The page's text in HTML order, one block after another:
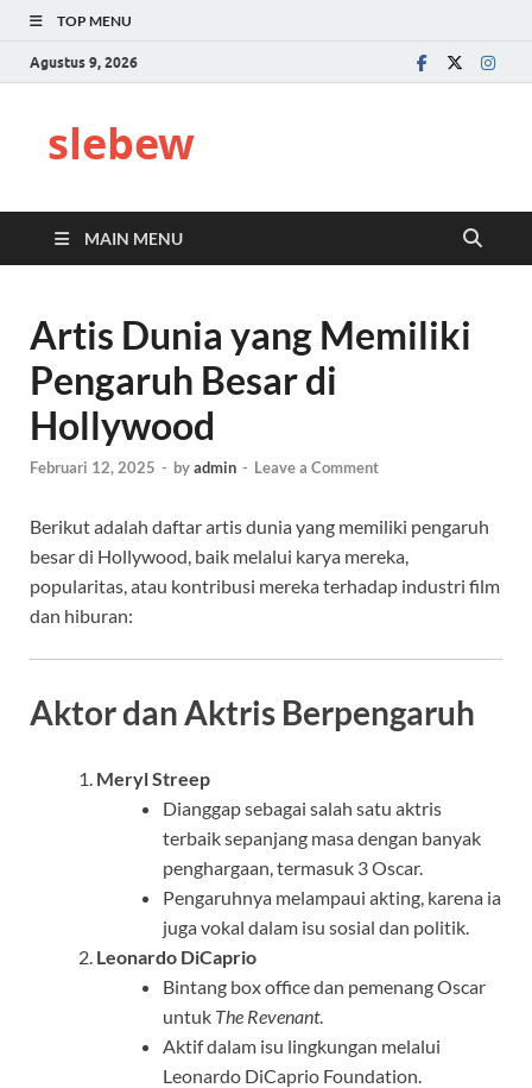
TOP MENU
Agustus 9, 2026
slebew
MAIN MENU
Artis Dunia yang Memiliki
Pengaruh Besar di
Hollywood
Februari 12, 2025 - byadmin - Leave a Comment
Berikut adalah daftar artis dunia yang memiliki pengaruh
besar di Hollywood, baik melalui karya mereka,
popularitas, atau kontribusi mereka terhadap industri film
dan hiburan:
Aktor dan Aktris Berpengaruh
Meryl Streep
Dianggap sebagai salah satu aktris
terbaik sepanjang masa dengan banyak
penghargaan, termasuk 3 Oscar.
Pengaruhnya melampaui akting, karena ia
juga vokal dalam isu sosial dan politik.
Leonardo DiCaprio
Bintang box office dan pemenang Oscar
untuk The Revenant.
Aktif dalam isu lingkungan melalui
Leonardo DiCaprio Foundation.